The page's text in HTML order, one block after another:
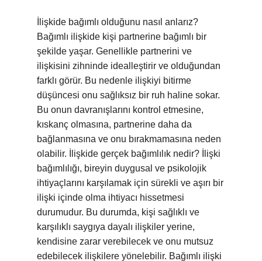
İlişkide bağımlı olduğunu nasıl anlarız?
Bağımlı ilişkide kişi partnerine bağımlı bir
şekilde yaşar. Genellikle partnerini ve
ilişkisini zihninde idealleştirir ve olduğundan
farklı görür. Bu nedenle ilişkiyi bitirme
düşüncesi onu sağlıksız bir ruh haline sokar.
Bu onun davranışlarını kontrol etmesine,
kıskanç olmasına, partnerine daha da
bağlanmasına ve onu bırakmamasına neden
olabilir. İlişkide gerçek bağımlılık nedir? İlişki
bağımlılığı, bireyin duygusal ve psikolojik
ihtiyaçlarını karşılamak için sürekli ve aşırı bir
ilişki içinde olma ihtiyacı hissetmesi
durumudur. Bu durumda, kişi sağlıklı ve
karşılıklı saygıya dayalı ilişkiler yerine,
kendisine zarar verebilecek ve onu mutsuz
edebilecek ilişkilere yönelebilir. Bağımlı ilişki